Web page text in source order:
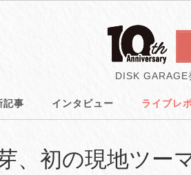
DISK GARAGE
記事 インタビュー ライブレ
、初の現地ツー